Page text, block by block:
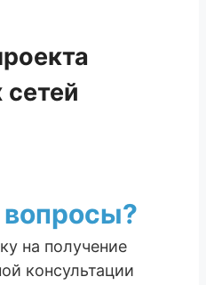
на получение
консультации